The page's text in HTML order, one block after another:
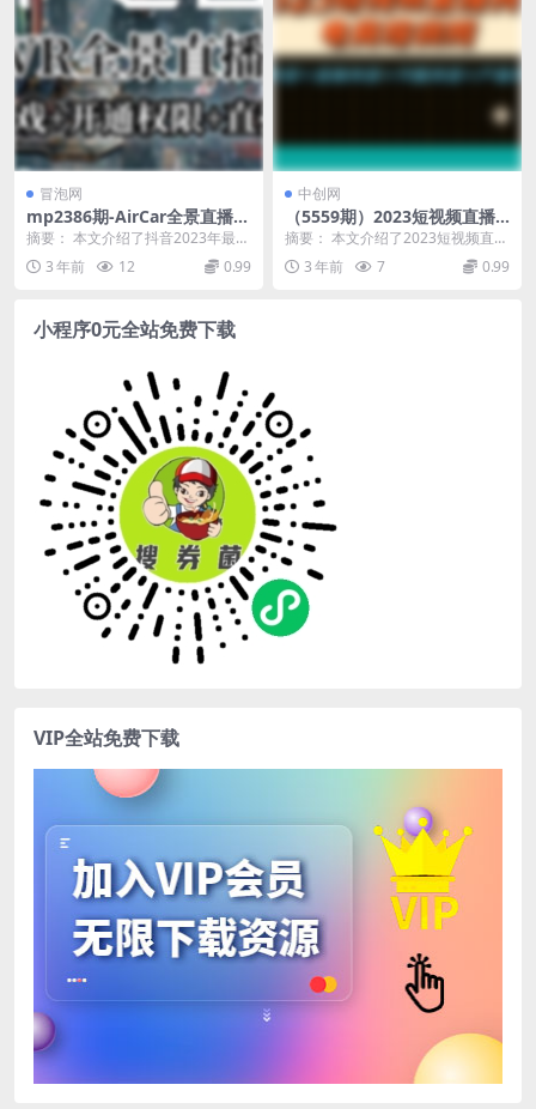
冒泡网
mp2386期-AirCar全景直播项
目2023年抖音最新最火直播玩
法（兔费游戏+开通VR权限+直
播间搭建指导）(探索抖音VR
摘要： 本文介绍了抖音2023年最新
的直播玩法——AirCar全景直播项
目。这是...
3 年前 12 0.99
中创网
（5559期）2023短视频直播
内容·电商培训班，视频内容
+直播内容+兴趣内容+产品内
容(2023短视频直播内容·电商
摘要： 本文介绍了2023短视频直播
内容·电商培训班的课程大纲，包括
基础篇、运营...
3 年前 7 0.99
小程序0元全站免费下载
VIP全站免费下载